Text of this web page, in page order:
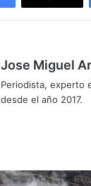
Jose Miguel
Periodista, experto
desde el año 2017.